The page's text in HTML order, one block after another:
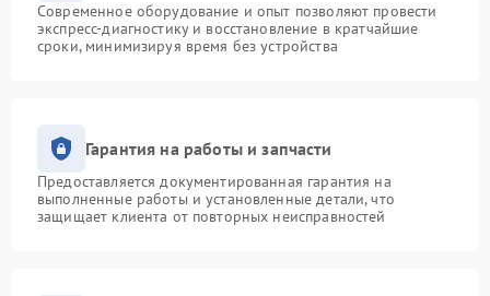
Современное оборудование и опыт позволяют провести
экспресс-диагностику и восстановление в кратчайшие
сроки, минимизируя время без устройства
Гарантия на работы и запчасти
Предоставляется документированная гарантия на
выполненные работы и установленные детали, что
защищает клиента от повторных неисправностей